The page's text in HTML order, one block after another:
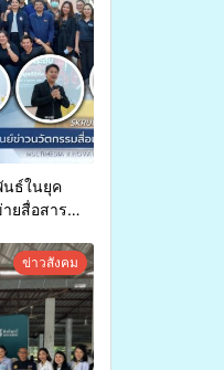
นธ์ในยุค
ยสื่อสาร
ลัยข่าวสังคม